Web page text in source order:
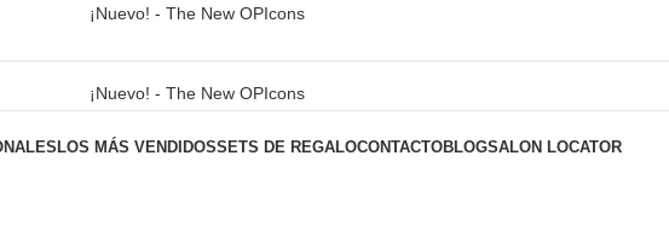
¡Nuevo! - The New OPIcons
¡Nuevo! - The New OPIcons
LOS MÁS VENDIDOSSETS DE REGALOCONTACTOBLOGSALON LOCATOR